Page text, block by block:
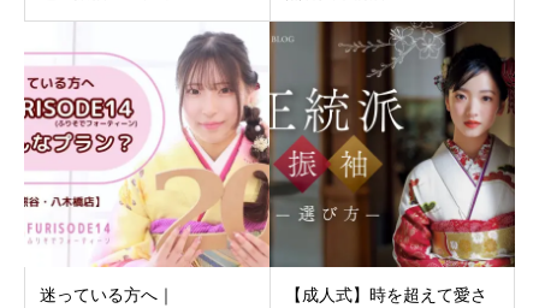
迷っている方へ｜
【成人式】時を超えて愛さ